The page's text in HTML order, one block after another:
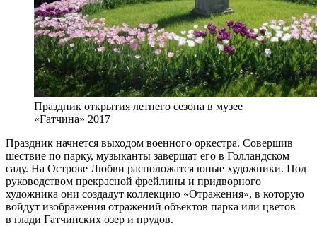
Праздник открытия летнего сезона в музее
«Гатчина» 2017
Праздник начнется выходом военного оркестра. Совершив
шествие по парку, музыканты завершат его в Голландском
саду. На Острове Любви расположатся юные художники. Под
руководством прекрасной фрейлины и придворного
художника они создадут коллекцию «Отражения», в которую
войдут изображения отражений объектов парка или цветов
в глади Гатчинских озер и прудов.